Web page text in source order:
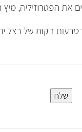
דקות של בצל
שלח